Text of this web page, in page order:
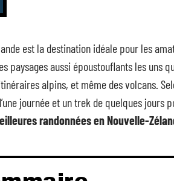
est la destination idéale pour les
paysages aussi époustouflants les uns
alpins, et même des volcans.
journée et un trek de quelques jours
randonnées en Nouvelle-